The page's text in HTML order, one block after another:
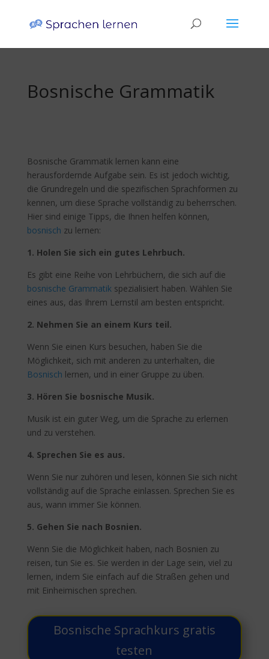
Bosnische Grammatik
Bosnische Grammatik lernen kann eine
herausfordernde Aufgabe sein. Es ist jedoch wichtig,
die Grundregeln und die spezifischen Sprachformen zu
kennen, um diese Sprache vollständig zu beherrschen.
Hier sind einige Tipps, die Ihnen helfen können,
bosnisch zu lernen:
1. Holen Sie sich ein gutes Lehrbuch.
Es gibt eine Reihe von Lehrbüchern, die sich auf die
bosnische Grammatikspezialisiert haben. Wählen Sie
eines aus, das Ihrem Lernstil am besten entspricht.
2. Nehmen Sie an einem Kurs teil.
Wenn Sie einen Kurs besuchen, haben Sie die
Möglichkeit, sich mit anderen zu unterhalten, die
Bosnisch lernen, und in einer Gruppe zu üben.
3. Hören Sie bosnische Musik.
Musik ist ein guter Weg, um die Sprache zu erlernen
und zu verstehen.
4. Sprechen Sie es aus.
Wenn Sie nur zuhören und lesen, können Sie sich nicht
vollständig auf die Sprache einlassen. Sprechen Sie es
aus, wann immer Sie können.
5. Gehen Sie nach Bosnien.
Wenn Sie die Möglichkeit haben, nach Bosnien zu
reisen, tun Sie es. Sie werden in der Lage sein, viel zu
lernen, indem Sie einfach auf die Straßen gehen und
mit Einheimischen sprechen.
Bosnische Sprachkurs gratis
testen